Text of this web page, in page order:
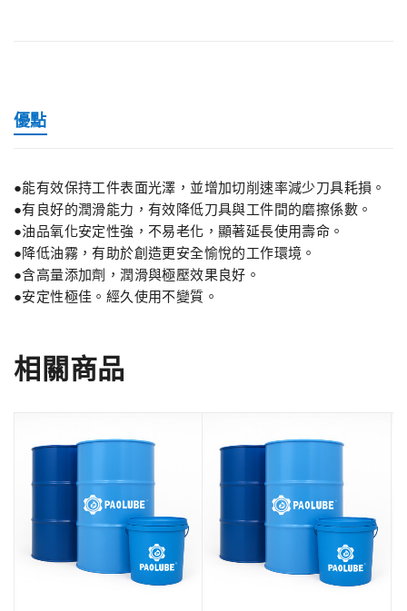
優點
●能有效保持工件表面光澤，並增加切削速率減少刀具耗損。
●有良好的潤滑能力，有效降低刀具與工件間的磨擦係數。
●油品氧化安定性強，不易老化，顯著延長使用壽命。
●降低油霧，有助於創造更安全愉悅的工作環境。
●含高量添加劑，潤滑與極壓效果良好。
●安定性極佳。經久使用不變質。
相關商品